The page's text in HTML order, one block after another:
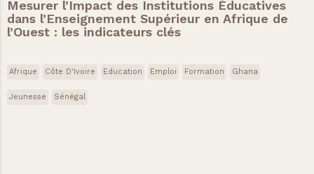
Mesurer l’Impact des Institutions Éducatives
dans l’Enseignement Supérieur en Afrique de
l’Ouest : les indicateurs clés
Afrique Côte D'Ivoire Education Emploi Formation Ghana
Jeunesse Sénégal